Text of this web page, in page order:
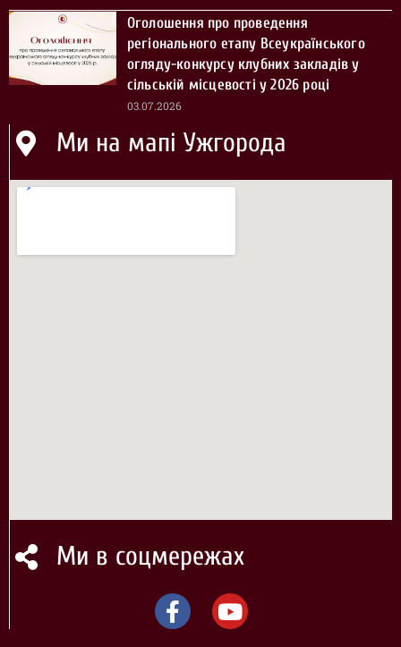
Оголошення про проведення
регіонального етапу Всеукраїнського
огляду-конкурсу клубних закладів у
сільській місцевості у 2026 році
03.07.2026
Ми на мапі Ужгорода
Ми в соцмережах